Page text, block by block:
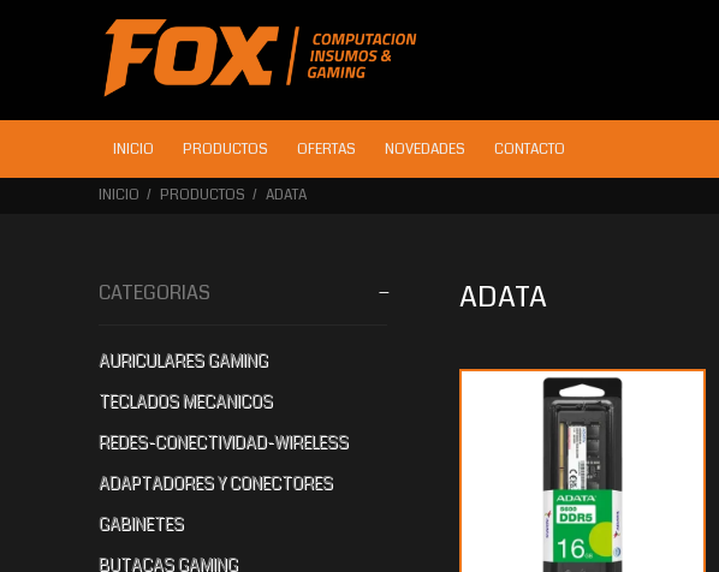
INICIO PRODUCTOS OFERTAS NOVEDADES CONTACTO
INICIO PRODUCTOS ADATA
CATEGORIAS
AURICULARES GAMING
TECLADOS MECANICOS
REDES-CONECTIVIDAD-WIRELESS
ADAPTADORES Y CONECTORES
GABINETES
BUTACAS GAMING
ADATA
$426.790 70 $312.80205 $260.367